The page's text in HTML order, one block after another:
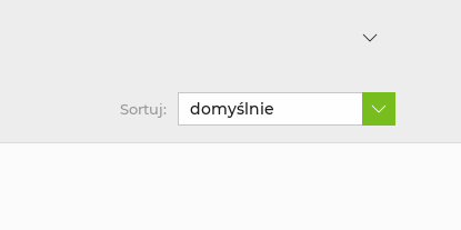
Sortuj: domyślnie